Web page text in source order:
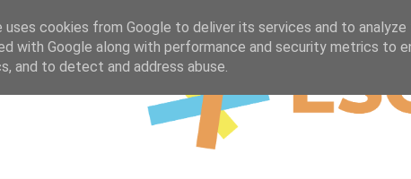
uses cookies from Google to deliver its services and to
with Google along with performance and security metrics to
and to detect and address abuse.